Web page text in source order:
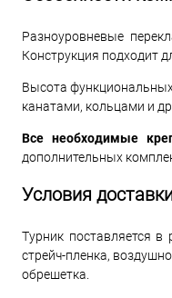
Разноуровневые
Конструкция подходит
Высота
канатами, кольцами и
Все необходимые
дополнительных
Условия
Турник поставляется
стрейч-пленка,
обрешетка.